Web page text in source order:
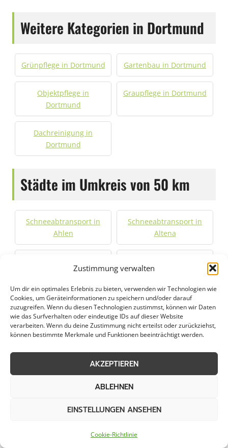
Zustimmung verwalten
Um dir ein optimales Erlebnis zu bieten, verwenden wir Technologien wie
Cookies, um Geräteinformationen zu speichern und/oder darauf
zuzugreifen. Wenn du diesen Technologien zustimmst, können wir Daten
wie das Surfverhalten oder eindeutige IDs auf dieser Website
verarbeiten. Wenn du deine Zustimmung nicht erteilst oder zurückziehst,
können bestimmte Merkmale und Funktionen beeinträchtigt werden.
AKZEPTIEREN
ABLEHNEN
EINSTELLUNGEN ANSEHEN
Cookie-Richtlinie
Weitere Kategorien in Dortmund
Grünpflege in Dortmund Gartenbau in Dortmund
Objektpflege in
Dortmund
Graupflege in Dortmund
Dachreinigung in
Dortmund
Städte im Umkreis von 50 km
Schneeabtransport in
Ahlen
Schneeabtransport in
Altena
Ascheberg
Bad Sassendorf
Schneeabtransport in
Balve
Schneeabtransport in
Bergkamen
Bochum
Schneeabtransport in
Bochum-Hordel